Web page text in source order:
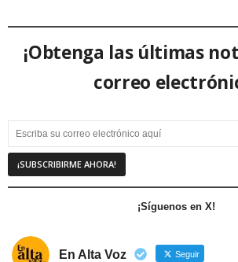
¡Obtenga las últimas
correo
¡Síguenos en X!
En Alta Voz Seguir